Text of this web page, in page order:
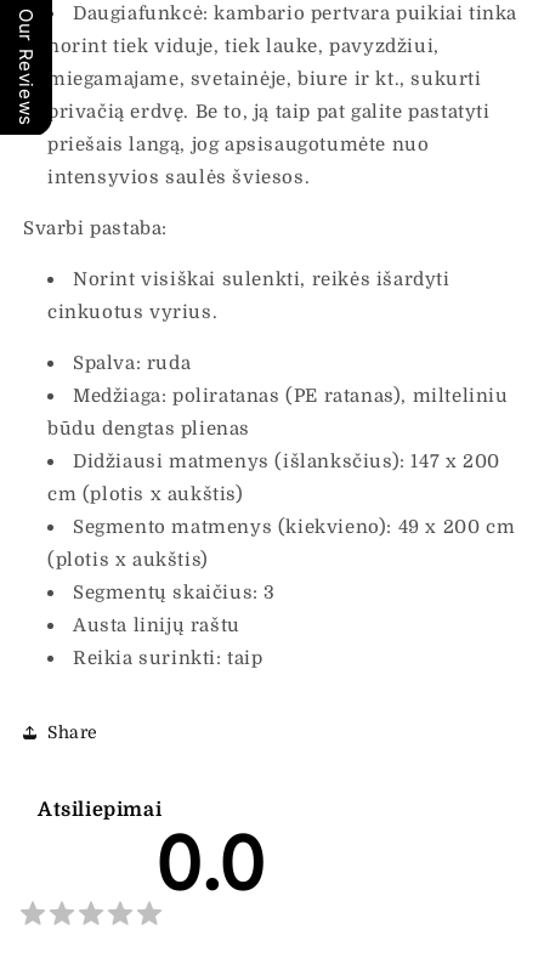
Daugiafunkcė: kambario pertvara puikiai tinka
norint tiek viduje, tiek lauke, pavyzdžiui,
miegamajame, svetainėje, biure ir kt., sukurti
privačią erdvę. Be to, ją taip pat galite pastatyti
priešais langą, jog apsisaugotumėte nuo
intensyvios saulės šviesos.
Svarbi pastaba:
Norint visiškai sulenkti, reikės išardyti
cinkuotus vyrius.
Spalva: ruda
Medžiaga: poliratanas (PE ratanas), milteliniu
būdu dengtas plienas
Didžiausi matmenys (išlanksčius): 147 x 200
cm (plotis x aukštis)
Segmento matmenys (kiekvieno): 49 x 200 cm
(plotis x aukštis)
Segmentų skaičius: 3
Austa linijų raštu
Reikia surinkti: taip
Share
Atsiliepimai
0.0
Our Reviews